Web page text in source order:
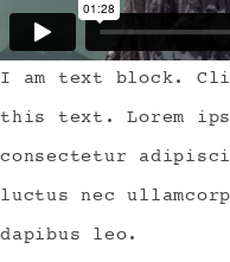
I am text block.
this text. Lorem
consectetur
luctus nec
dapibus leo.